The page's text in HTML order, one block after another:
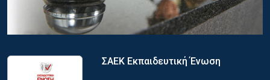
ΣΑΕΚ Εκπαιδευτική Ένωση